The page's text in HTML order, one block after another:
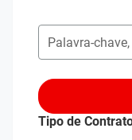
Pesquisar
Tipo de